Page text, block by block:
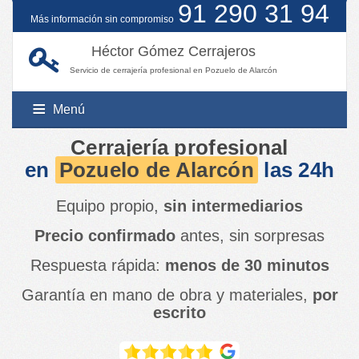
Más información sin compromiso 91 290 31 94
Héctor Gómez Cerrajeros
Servicio de cerrajería profesional en Pozuelo de Alarcón
Menú
Servicios
Apertura de coches
Apertura de puertas
Bombillos antibumping
Poblaciones
Alcalá de Henares
Alcorcón
Fuenlabrada
Cerrajería profesional
en Pozuelo de Alarcón las 24h
Equipo propio, sin intermediarios
Precio confirmado antes, sin sorpresas
Respuesta rápida: menos de 30 minutos
Garantía en mano de obra y materiales, por
escrito